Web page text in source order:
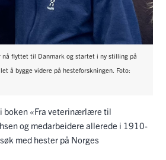
nå flyttet til Danmark og startet i ny stilling på
å bygge videre på hesteforskningen. Foto:
boken «Fra veterinærlære til
og medarbeidere allerede i 1910-
med hester på Norges